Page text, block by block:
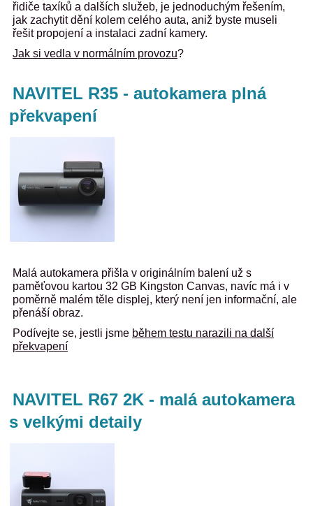
řidiče taxíků a dalších služeb, je jednoduchým řešením,
jak zachytit dění kolem celého auta, aniž byste museli
řešit propojení a instalaci zadní kamery.
Jak si vedla v normálním provozu?
NAVITEL R35 - autokamera plná
překvapení
Malá autokamera přišla v originálním balení už s
paměťovou kartou 32 GB Kingston Canvas, navíc má i v
poměrně malém těle displej, který není jen informační, ale
přenáší obraz.
Podívejte se, jestli jsme během testu narazili na další
překvapení
NAVITEL R67 2K - malá autokamera
s velkými detaily